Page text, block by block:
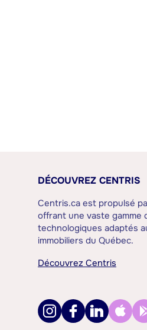
DÉCOUVREZ CENTRIS
Centris.ca est propulsé
offrant une vaste gamme
technologiques adaptés
immobiliers du Québec.
Découvrez Centris